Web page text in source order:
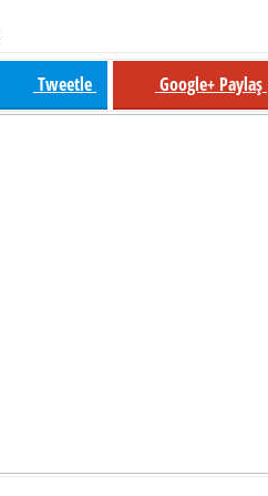
Tweetle Google+ Paylaş